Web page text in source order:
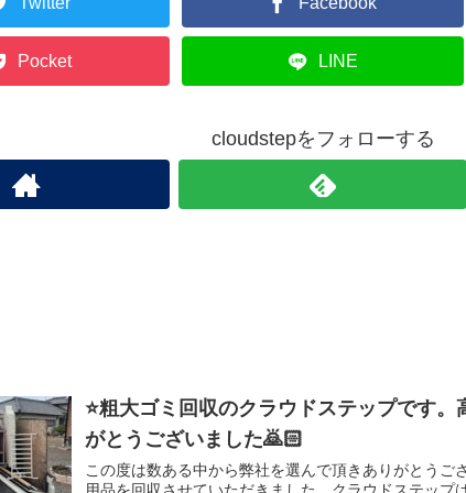
Pocket LINE
cloudstepをフォローする
⭐️粗大ゴミ回収のクラウドステップです
がとうございました🙇🏻
この度は数ある中から弊社を選んで頂きありがとうご
用品を回収させていただきました。クラウドステップ